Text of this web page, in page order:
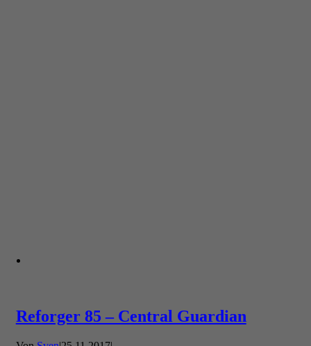
Reforger 85 – Central Guardian